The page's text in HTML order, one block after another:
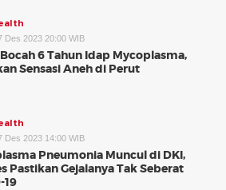
Des 2023 20:00 WIB
6 Tahun Idap Mycoplasma,
Sensasi Aneh di Perut
Des 2023 14:00 WIB
Pneumonia Muncul di DKI,
Pastikan Gejalanya Tak Seberat
19